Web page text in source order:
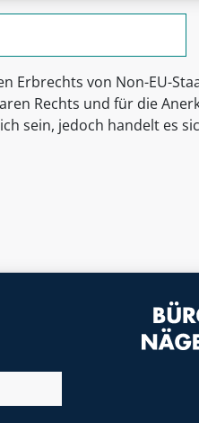
Erbrechts von Non-EU-
Rechts und für die
sein, jedoch handelt es